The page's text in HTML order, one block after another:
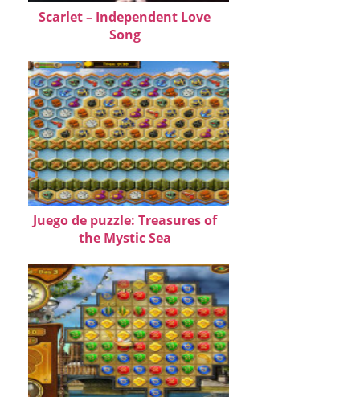
Scarlet – Independent Love
Song
Juego de puzzle: Treasures of
the Mystic Sea